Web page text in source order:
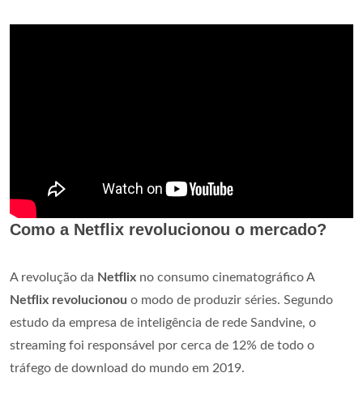
Como a Netflix revolucionou o mercado?
A revolução da Netflix no consumo cinematográfico A
Netflix revolucionou o modo de produzir séries. Segundo
estudo da empresa de inteligência de rede Sandvine, o
streaming foi responsável por cerca de 12% de todo o
tráfego de download do mundo em 2019.